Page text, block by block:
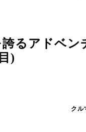
誇るアド
)
クル